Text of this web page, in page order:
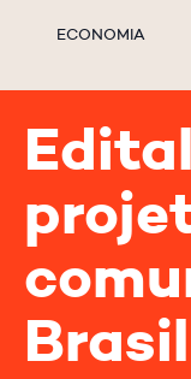
ECONOMIA
Brasil